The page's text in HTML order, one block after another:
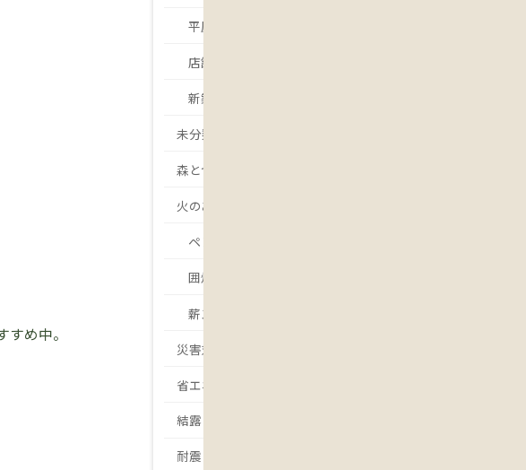
め中。
平屋
店舗
新築
未分類
森とつながる
火のある暮らし
ペレットストーブ
囲炉裏
薪ストーブ
災害対策
省エネ
結露
耐震